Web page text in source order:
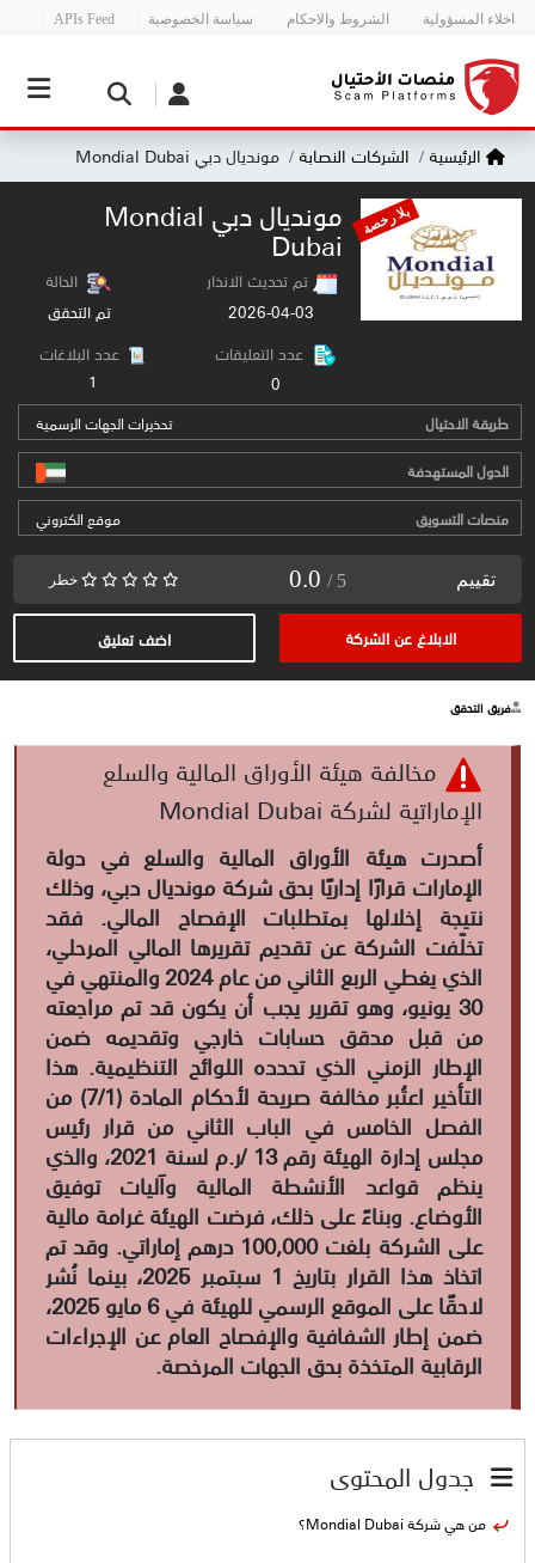
اخلاء المسؤولية الشروط والاحكام سياسة الخصوصية APIs Feed
الرئيسية الشركات النصابة مونديال دبي Mondial Dubai
بلا رخصة مونديال دبي Mondial
Dubai
تم تحديث الانذار
2026-04-03
الحالة
تم التحقق
عدد التعليقات
0
عدد البلاغات
1
طريقة الاحتيال
تحذيرات الجهات الرسمية
الدول المستهدفة
منصات التسويق
موقع الكتروني
تقييم 0.0 / 5 خطر
الابلاغ عن الشركة اضف تعليق
فريق التحقق
مخالفة هيئة الأوراق المالية والسلع
الإماراتية لشركة Mondial Dubai
أصدرت هيئة الأوراق المالية والسلع في دولة
الإمارات قرارًا إداريًا بحق شركة مونديال دبي، وذلك
نتيجة إخلالها بمتطلبات الإفصاح المالي. فقد
تخلّفت الشركة عن تقديم تقريرها المالي المرحلي،
الذي يغطي الربع الثاني من عام 2024 والمنتهي في
30 يونيو، وهو تقرير يجب أن يكون قد تم مراجعته
من قبل مدقق حسابات خارجي وتقديمه ضمن
الإطار الزمني الذي تحدده اللوائح التنظيمية. هذا
التأخير اعتُبر مخالفة صريحة لأحكام المادة (7/1) من
الفصل الخامس في الباب الثاني من قرار رئيس
مجلس إدارة الهيئة رقم 13 /ر.م لسنة 2021، والذي
ينظم قواعد الأنشطة المالية وآليات توفيق
الأوضاع. وبناءً على ذلك، فرضت الهيئة غرامة مالية
على الشركة بلغت 100,000 درهم إماراتي. وقد تم
اتخاذ هذا القرار بتاريخ 1 سبتمبر 2025، بينما نُشر
لاحقًا على الموقع الرسمي للهيئة في 6 مايو 2025،
ضمن إطار الشفافية والإفصاح العام عن الإجراءات
الرقابية المتخذة بحق الجهات المرخصة.
جدول المحتوى
من هي شركة Mondial Dubai؟